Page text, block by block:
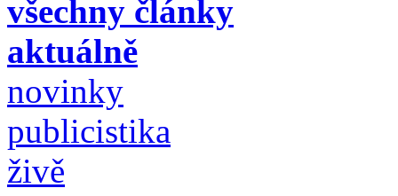
všechny články
aktuálně
novinky
publicistika
živě